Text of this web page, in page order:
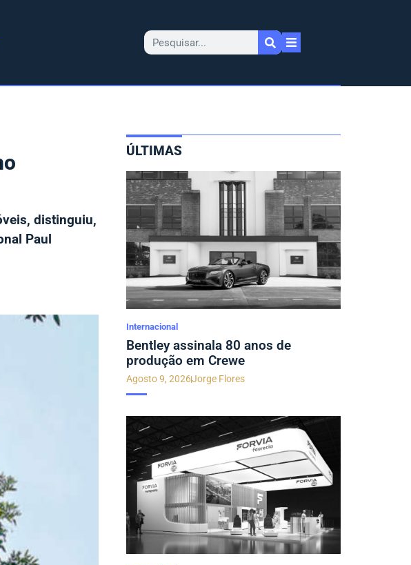
distinguiu,
Paul
ÚLTIMAS
Internacional
Bentley assinala 80 anos de
produção em Crewe
Agosto 9, 2026Jorge Flores